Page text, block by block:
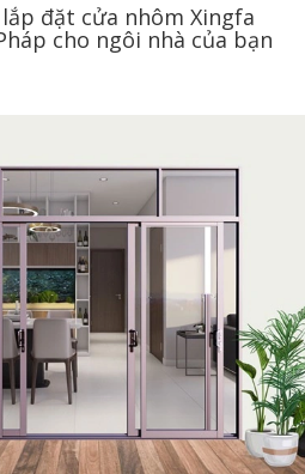
đặt cửa nhôm Xingfa
cho ngôi nhà của bạn